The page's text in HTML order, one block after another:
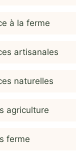
à la ferme
artisanales
naturelles
agriculture
ferme